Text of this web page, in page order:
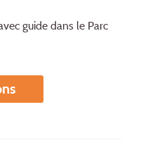
guide dans le Parc